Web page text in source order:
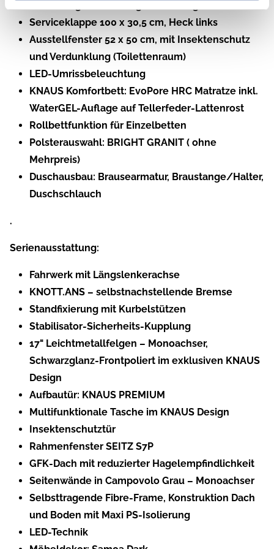
Serviceklappe 100 x 30,5 cm, Heck links
Ausstellfenster 52 x 50 cm, mit Insektenschutz
und Verdunklung (Toilettenraum)
LED-Umrissbeleuchtung
KNAUS Komfortbett: EvoPore HRC Matratze inkl.
WaterGEL-Auflage auf Tellerfeder-Lattenrost
Rollbettfunktion für Einzelbetten
Polsterauswahl: BRIGHT GRANIT ( ohne
Mehrpreis)
Duschausbau: Brausearmatur, Braustange/Halter,
Duschschlauch
.
Serienausstattung:
Fahrwerk mit Längslenkerachse
KNOTT.ANS – selbstnachstellende Bremse
Standfixierung mit Kurbelstützen
Stabilisator-Sicherheits-Kupplung
17" Leichtmetallfelgen – Monoachser,
Schwarzglanz-Frontpoliert im exklusiven KNAUS
Design
Aufbautür: KNAUS PREMIUM
Multifunktionale Tasche im KNAUS Design
Insektenschutztür
Rahmenfenster SEITZ S7P
GFK-Dach mit reduzierter Hagelempfindlichkeit
Seitenwände in Campovolo Grau – Monoachser
Selbsttragende Fibre-Frame, Konstruktion Dach
und Boden mit Maxi PS-Isolierung
LED-Technik